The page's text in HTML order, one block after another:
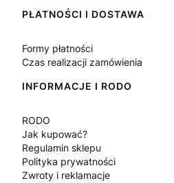
PŁATNOŚCI I DOSTAWA
Formy płatności
Czas realizacji zamówienia
INFORMACJE I RODO
RODO
Jak kupować?
Regulamin sklepu
Polityka prywatności
Zwroty i reklamacje